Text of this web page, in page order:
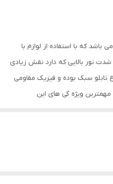
باشد که با استفاده از لوازم با
نور بالایی که دارد نقش زیادی
تابلو سبک بوده و فیزیک مقاومی
ویژه گی های این
باشد آویز شود و یا تکیه داده